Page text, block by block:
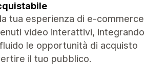
tua esperienza di e-commerce
video interattivi, integrando
le opportunità di acquisto
il tuo pubblico.